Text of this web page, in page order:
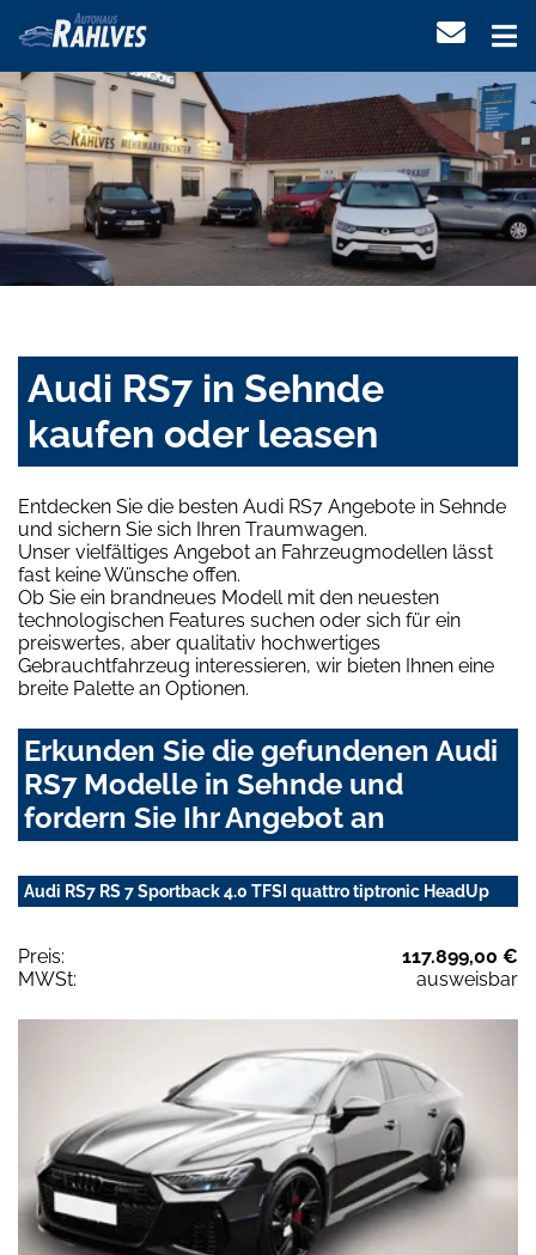
Audi RS7 in Sehnde
kaufen oder leasen
Entdecken Sie die besten Audi RS7 Angebote in Sehnde
und sichern Sie sich Ihren Traumwagen.
Unser vielfältiges Angebot an Fahrzeugmodellen lässt
fast keine Wünsche offen.
Ob Sie ein brandneues Modell mit den neuesten
technologischen Features suchen oder sich für ein
preiswertes, aber qualitativ hochwertiges
Gebrauchtfahrzeug interessieren, wir bieten Ihnen eine
breite Palette an Optionen.
Erkunden Sie die gefundenen Audi
RS7 Modelle in Sehnde und
fordern Sie Ihr Angebot an
Audi RS7 RS 7 Sportback 4.0 TFSI quattro tiptronic HeadUp
Preis:
117.899,00 €
MWSt:
ausweisbar